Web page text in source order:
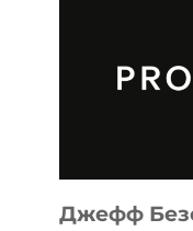
ДЛЯ
И
Джефф